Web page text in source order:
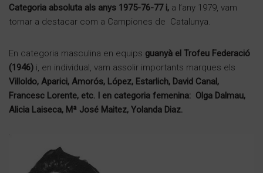
Categoria absoluta als anys 1975-76-77 i, a l’any 1979, vam
tornar a destacar com a Campiones de Catalunya.
En categoria masculina en equips guanyà el Trofeu Federació
(1946) i, en individual, vam assolir importants marques els
Villoldo, Aparici, Amorós, López, Estarlich, David Canal,
Francesc Lorente, etc. I en categoria femenina: Olga Dalmau,
Alicia Laiseca, Mª José Maitez, Yolanda Diaz.